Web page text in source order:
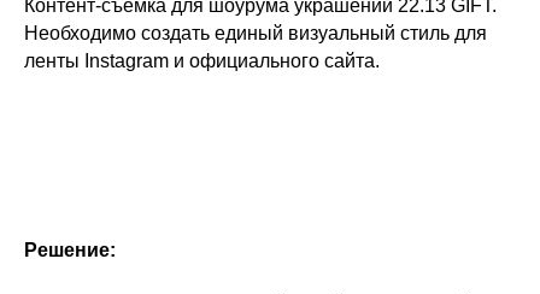
Контент-съемка для шоурума украшений 22.13 GIFT.
Необходимо создать единый визуальный стиль для
ленты Instagram и официального сайта.
Решение: